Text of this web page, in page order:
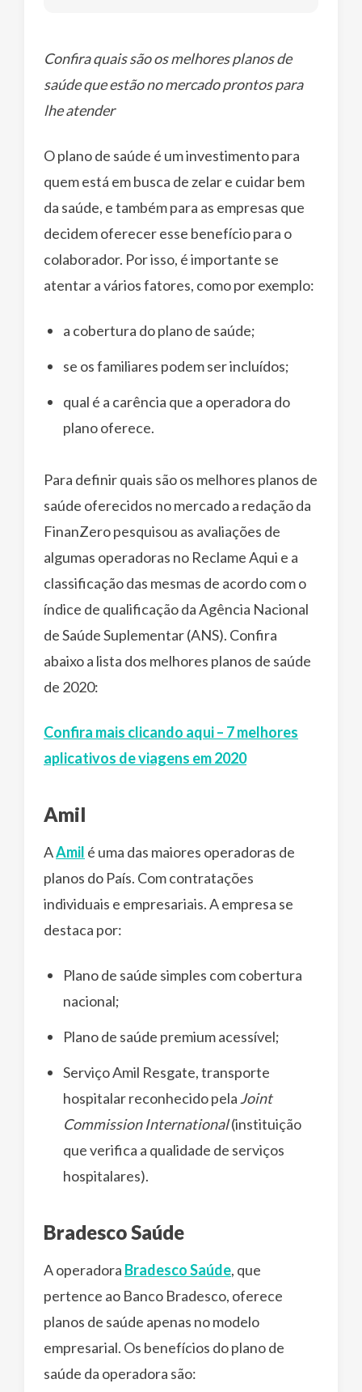
Confira quais são os melhores planos de
saúde que estão no mercado prontos para
lhe atender
O plano de saúde é um investimento para
quem está em busca de zelar e cuidar bem
da saúde, e também para as empresas que
decidem oferecer esse benefício para o
colaborador. Por isso, é importante se
atentar a vários fatores, como por exemplo:
a cobertura do plano de saúde;
se os familiares podem ser incluídos;
qual é a carência que a operadora do
plano oferece.
Para definir quais são os melhores planos de
saúde oferecidos no mercado a redação da
FinanZero pesquisou as avaliações de
algumas operadoras no Reclame Aqui e a
classificação das mesmas de acordo com o
índice de qualificação da Agência Nacional
de Saúde Suplementar (ANS). Confira
abaixo a lista dos melhores planos de saúde
de 2020:
Confira mais clicando aqui – 7 melhores
aplicativos de viagens em 2020
Amil
AAmil é uma das maiores operadoras de
planos do País. Com contratações
individuais e empresariais. A empresa se
destaca por:
Plano de saúde simples com cobertura
nacional;
Plano de saúde premium acessível;
Serviço Amil Resgate, transporte
hospitalar reconhecido pela Joint
Commission International(instituição
que verifica a qualidade de serviços
hospitalares).
Bradesco Saúde
A operadora Bradesco Saúde, que
pertence ao Banco Bradesco, oferece
planos de saúde apenas no modelo
empresarial. Os benefícios do plano de
saúde da operadora são: